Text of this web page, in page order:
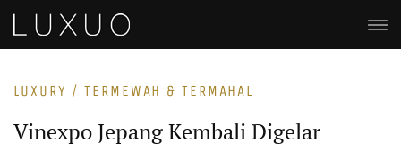
LUXURY / TERMEWAH & TERMAHAL
Vinexpo Jepang Kembali Digelar